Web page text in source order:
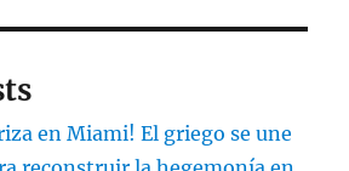
en Miami! El griego se une